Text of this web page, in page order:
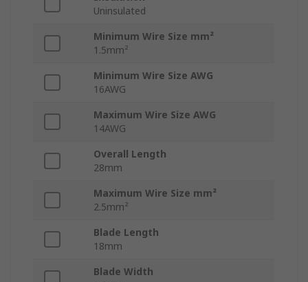
Uninsulated
Minimum Wire Size mm²
1.5mm²
Minimum Wire Size AWG
16AWG
Maximum Wire Size AWG
14AWG
Overall Length
28mm
Maximum Wire Size mm²
2.5mm²
Blade Length
18mm
Blade Width